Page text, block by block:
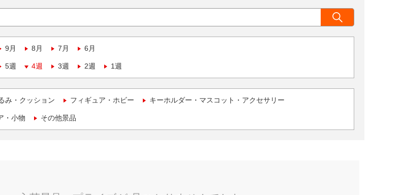
9月 8月 7月 6月
5週 4週 3週 2週 1週
み・クッション フィギュア・ホビー キーホルダー・マスコット・アクセサリー
・小物 その他景品